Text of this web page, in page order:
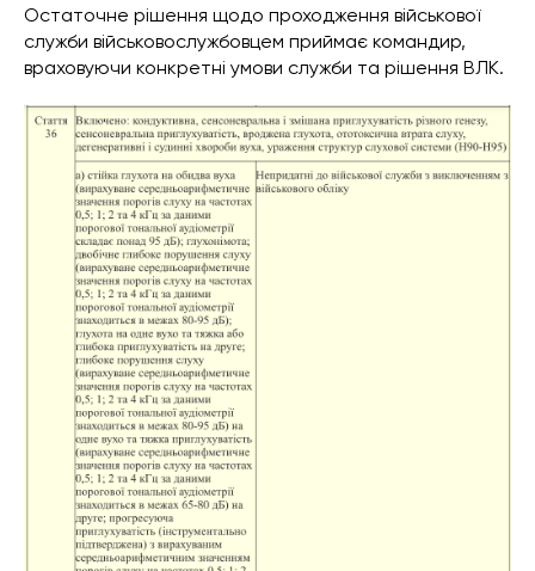
Остаточне рішення щодо проходження військової
служби військовослужбовцем приймає командир,
враховуючи конкретні умови служби та рішення ВЛК.